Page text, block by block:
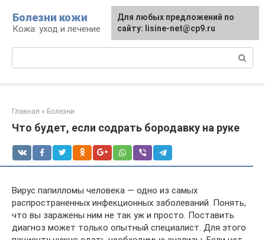
контенту
Болезни кожи
Кожа: уход и лечение
Главная » Болезни
Что будет, если содрать бородавку на руке
Вирус папилломы человека — одно из самых
распространенных инфекционных заболеваний. Понять,
что вы заражены ним не так уж и просто. Поставить
диагноз может только опытный специалист. Для этого
Для любых предложений по
сайту: lisine-net@cp9.ru